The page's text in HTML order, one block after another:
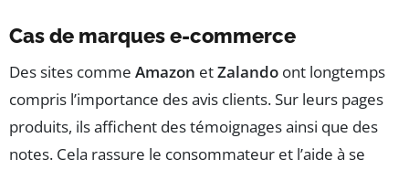
Cas de marques e-commerce
Des sites comme Amazon etZalando ont longtemps
compris l’importance des avis clients. Sur leurs pages
produits, ils affichent des témoignages ainsi que des
notes. Cela rassure le consommateur et l’aide à se